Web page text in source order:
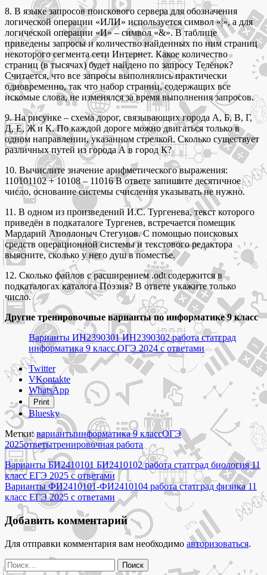
8. В языке запросов поискового сервера для обозначения
логической операции «ИЛИ» используется символ «|», а для
логической операции «И» – символ «&». В таблице
приведены запросы и количество найденных по ним страниц
некоторого сегмента сети Интернет. Какое количество
страниц (в тысячах) будет найдено по запросу Телёнок?
Считается, что все запросы выполнялись практически
одновременно, так что набор страниц, содержащих все
искомые слова, не изменялся за время выполнения запросов.
9. На рисунке – схема дорог, связывающих города А, Б, В, Г,
Д, Е, Ж и К. По каждой дороге можно двигаться только в
одном направлении, указанном стрелкой. Сколько существует
различных путей из города А в город К?
10. Вычислите значение арифметического выражения:
110101102 + 10108 – 11016 В ответе запишите десятичное
число, основание системы счисления указывать не нужно.
11. В одном из произведений И.С. Тургенева, текст которого
приведён в подкаталоге Тургенев, встречается помещик
Мардарий Аполлоныч Стегунов. С помощью поисковых
средств операционной системы и текстового редактора
выясните, сколько у него душ в поместье.
12. Сколько файлов с расширением .odt содержится в
подкаталогах каталога Поэзия? В ответе укажите только
число.
Другие тренировочные варианты по информатике 9 класс
Варианты ИН2390301 ИН2390302 работа статград
информатика 9 класс ОГЭ 2024 с ответами
Share
the
post
"Варианты
ИН2490101-
ИН2490104
работа
статград
информатика
9
класс
ОГЭ
2025
ответами"
Twitter
VKontakte
WhatsApp
Print
Bluesky
Метки:вариантыинформатика 9 классОГЭ
2025ответытренировочная работа
Навигация
по
записям
Варианты БИ2410101 БИ2410102 работа статград биология 11
класс ЕГЭ 2025 с ответами
Варианты ФИ2410101-ФИ2410104 работа статград физика 11
класс ЕГЭ 2025 с ответами
Добавить комментарий
Для отправки комментария вам необходимо авторизоваться.
Найти: